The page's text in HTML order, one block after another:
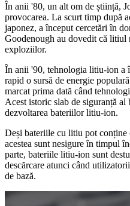
În anii '80, un alt om de știință,
provocarea. La scurt timp după
japonez, a început cercetări în
Goodenough au dovedit că litiul
exploziilor.
În anii '90, tehnologia litiu-ion a
rapid o sursă de energie
marcat prima dată când
Acest istoric slab de siguranță
dezvoltarea bateriilor litiu-ion.
Deși bateriile cu litiu pot conține
acestea sunt nesigure în timpul
parte, bateriile litiu-ion sunt
descărcare atunci când
de bază.